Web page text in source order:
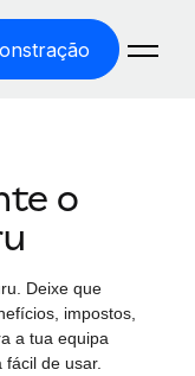
por país
o
Deixe que
impostos,
a tua equipa
de usar.